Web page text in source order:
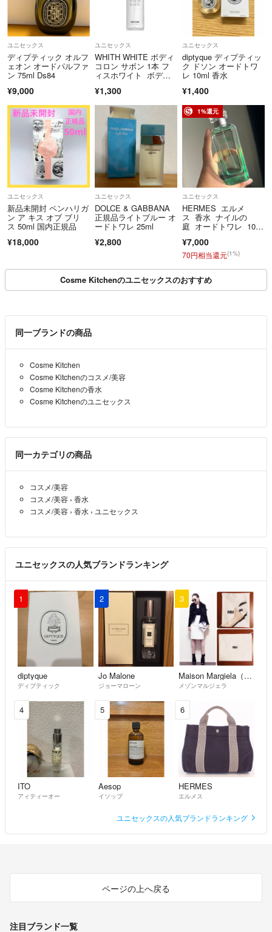
ユニセックス
ディプティック オルフ
ェオン オードパルファ
ン 75ml Ds84
¥9,000
ユニセックス
WHITH WHITE ボディ
コロン サボン 1本 フ
ィスホワイト ボデ
¥1,300
ユニセックス
diptyque ディプティッ
ク ドソン オードトワ
レ 10ml 香水
¥1,400
ユニセックス
新品未開封 ペンハリガ
ン ア キス オブ ブリ
ス 50ml 国内正規品
¥18,000
ユニセックス
DOLCE & GABBANA
正規品ライトブルー オ
ードトワレ 25ml
¥2,800
1%還元
ユニセックス
HERMES エルメ
ス 香水 ナイルの
庭 オードトワレ 100
¥7,000
70円相当還元(1%)
Cosme Kitchenのユニセックスのおすすめ
同一ブランドの商品
Cosme Kitchen
Cosme Kitchenのコスメ/美容
Cosme Kitchenの香水
Cosme Kitchenのユニセックス
同一カテゴリの商品
コスメ/美容
コスメ/美容 › 香水
コスメ/美容 › 香水 › ユニセックス
ユニセックスの人気ブランドランキング
1
diptyque
ディプティック
2
Jo Malone
ジョーマローン
3
Maison Margiela（旧Maison Martin Margiela）
メゾンマルジェラ
4
ITO
アィティーオー
5
Aesop
イソップ
6
HERMES
エルメス
ユニセックスの人気ブランドランキング
ページの上へ戻る
注目ブランド一覧